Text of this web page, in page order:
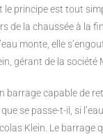
le principe est tout
de la chaussée à la
monte, elle
gérant de la société
barrage capable de
se passe-t-il, si
Klein. Le barrage